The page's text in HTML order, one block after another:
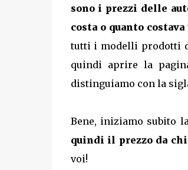
sono i prezzi delle
costa o quanto
tutti i modelli prodotti
quindi aprire la
distinguiamo con la
Bene, iniziamo subito
quindi il prezzo da
voi!